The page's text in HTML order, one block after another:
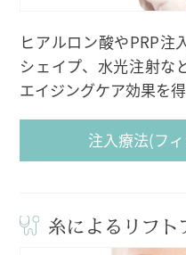
ヒアルロン酸やPRP注
シェイプ、水光注射な
エイジングケア効果を
注入療法(フ
糸によるリフト